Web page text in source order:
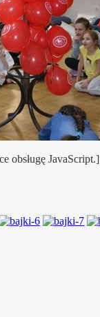
obsługę JavaScript.]